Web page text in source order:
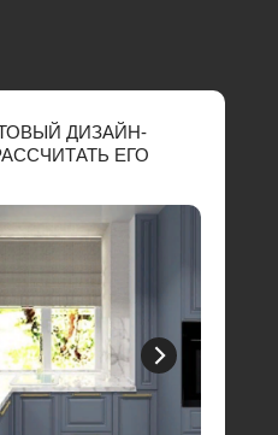
ДИЗАЙН-
ЕГО